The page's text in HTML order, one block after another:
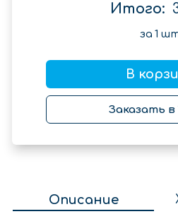
Итого:
за 1
В
Заказать в
Описание